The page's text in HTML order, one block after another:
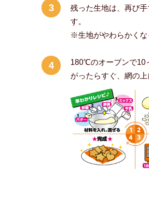
3
残った生地は、再び
す。
※生地がやわらかくな
4
180℃のオーブンで10
がったらすぐ、網の上